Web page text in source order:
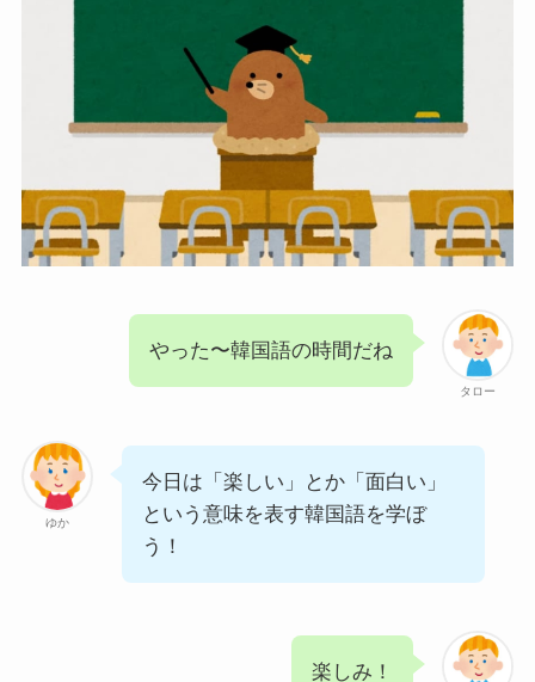
タロー
やった〜韓国語の時間だね
ゆか
今日は「楽しい」とか「面白い」
という意味を表す韓国語を学ぼ
う！
楽しみ！